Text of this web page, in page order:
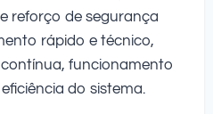
reforço de segurança
rápido e técnico,
funcionamento
do sistema.